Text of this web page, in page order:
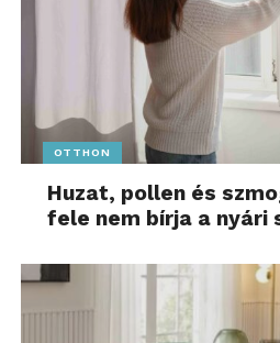
OTTHON
Huzat, pollen és
fele nem bírja a